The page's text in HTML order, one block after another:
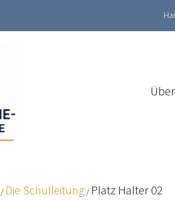
/ Die Schulleitung / Platz Halter 02